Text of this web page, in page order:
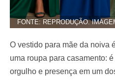
FONTE: REPRODUÇÃO.
O vestido para mãe da noiva
uma roupa para casamento:
orgulho e presença em um